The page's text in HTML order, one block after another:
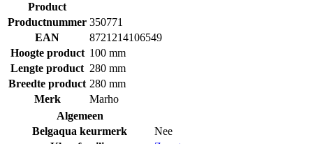
Product
Productnummer 350771
EAN
8721214106549
Hoogte product 100 mm
Lengte product 280 mm
Breedte product 280 mm
Merk
Marho
Algemeen
Belgaqua keurmerk
Nee